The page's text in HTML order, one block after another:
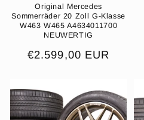
:
Original Mercedes
Sommerräder 20 Zoll G-Klasse
W463 W465 A4634011700
NEUWERTIG
Normaler
€2.599,00 EUR